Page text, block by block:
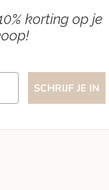
korting op je
SCHRIJF JE IN